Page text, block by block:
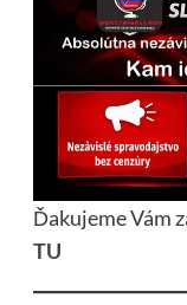
Ďakujeme Vám
TU